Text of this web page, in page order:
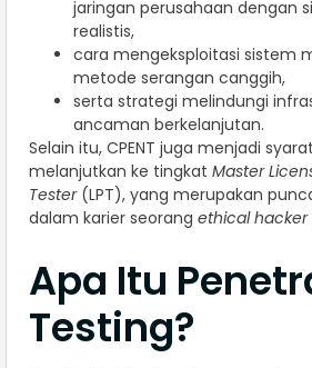
jaringan perusahaan dengan
realistis,
cara mengeksploitasi sistem
metode serangan canggih,
serta strategi melindungi
ancaman berkelanjutan.
Selain itu, CPENT juga menjadi
melanjutkan ke tingkat Master
Tester(LPT), yang merupakan
dalam karier seorang ethical hacker
Apa Itu
Testing?